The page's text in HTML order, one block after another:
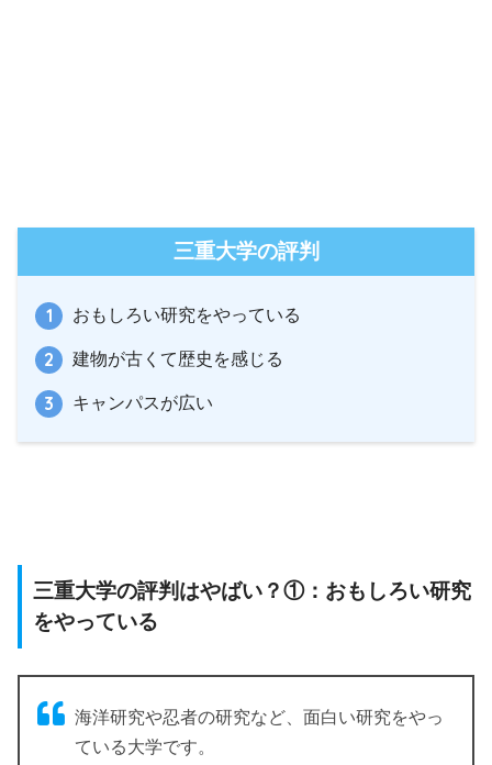
三重大学の評判
おもしろい研究をやっている
建物が古くて歴史を感じる
キャンパスが広い
三重大学の評判はやばい？①：おもしろい研究
をやっている
海洋研究や忍者の研究など、面白い研究をやっ
ている大学です。